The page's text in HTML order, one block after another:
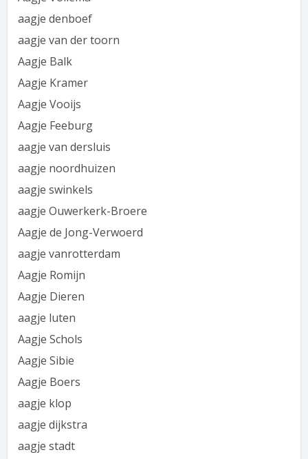
aagje denboef
aagje van der toorn
Aagje Balk
Aagje Kramer
Aagje Vooijs
Aagje Feeburg
aagje van dersluis
aagje noordhuizen
aagje swinkels
aagje Ouwerkerk-Broere
Aagje de Jong-Verwoerd
aagje vanrotterdam
Aagje Romijn
Aagje Dieren
aagje luten
Aagje Schols
Aagje Sibie
Aagje Boers
aagje klop
aagje dijkstra
aagje stadt